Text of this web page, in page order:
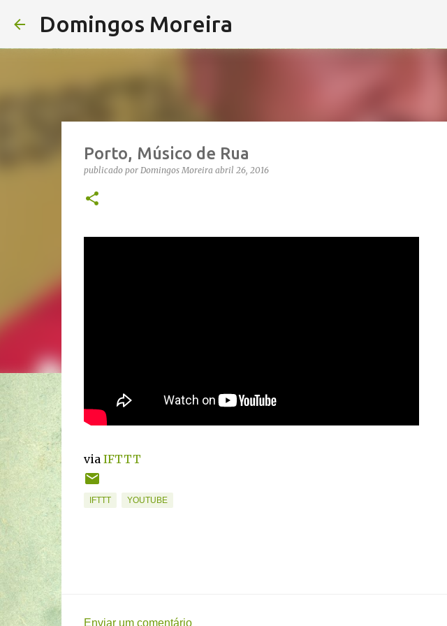
Domingos Moreira
Porto, Músico de Rua
publicado por Domingos Moreira abril 26, 2016
via IFTTT
IFTTT YOUTUBE
Enviar um comentário